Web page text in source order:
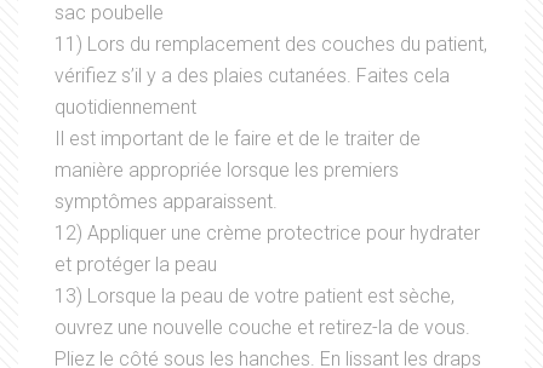
sac poubelle
11) Lors du remplacement des couches du patient,
vérifiez s’il y a des plaies cutanées. Faites cela
quotidiennement
Il est important de le faire et de le traiter de
manière appropriée lorsque les premiers
symptômes apparaissent.
12) Appliquer une crème protectrice pour hydrater
et protéger la peau
13) Lorsque la peau de votre patient est sèche,
ouvrez une nouvelle couche et retirez-la de vous.
Pliez le côté sous les hanches. En lissant les draps